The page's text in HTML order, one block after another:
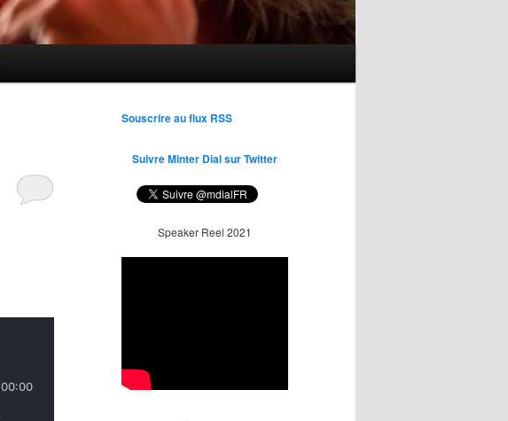
Souscrire au flux RSS
Suivre Minter Dial sur Twitter
Speaker Reel 2021